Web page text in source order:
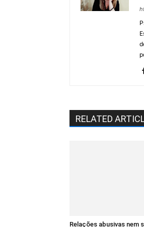
RELATED
Relações abusivas nem